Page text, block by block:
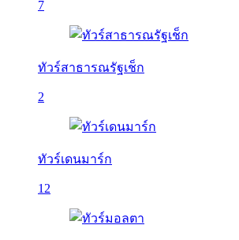
7
ทัวร์สาธารณรัฐเช็ก
2
ทัวร์เดนมาร์ก
12